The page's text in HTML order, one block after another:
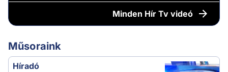
Minden Hír Tv videó
Műsoraink
Híradó